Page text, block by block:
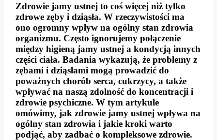
Zdrowie jamy ustnej to coś więcej niż tylko
zdrowe zęby i dziąsła. W rzeczywistości ma
ono ogromny wpływ na ogólny stan zdrowia
organizmu. Często ignorujemy połączenie
między higieną jamy ustnej a kondycją innych
części ciała. Badania wykazują, że problemy z
zębami i dziąsłami mogą prowadzić do
poważnych chorób serca, cukrzycy, a także
wpływać na naszą zdolność do koncentracji i
zdrowie psychiczne. W tym artykule
omówimy, jak zdrowie jamy ustnej wpływa na
ogólny stan zdrowia i jakie kroki warto
podjąć, aby zadbać o kompleksowe zdrowie.